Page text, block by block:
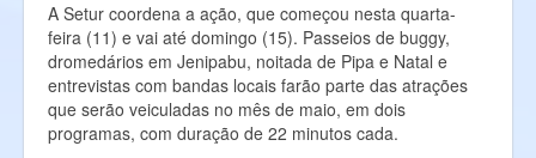
A Setur coordena a ação, que começou nesta quarta-
feira (11) e vai até domingo (15). Passeios de buggy,
dromedários em Jenipabu, noitada de Pipa e Natal e
entrevistas com bandas locais farão parte das atrações
que serão veiculadas no mês de maio, em dois
programas, com duração de 22 minutos cada.